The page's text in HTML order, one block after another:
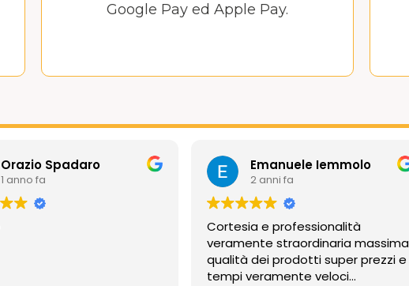
Google Pay ed Apple Pay.
Orazio Spadaro
1 anno fa
Emanuele Iemmolo
2 anni fa
Cortesia e professionalità
veramente straordinaria massima
qualità dei prodotti super prezzi e
tempi veramente veloci